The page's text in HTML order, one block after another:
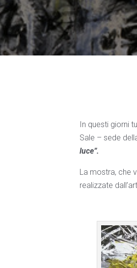
In questi giorni
Sale – sede
luce”.
La mostra, che
realizzate